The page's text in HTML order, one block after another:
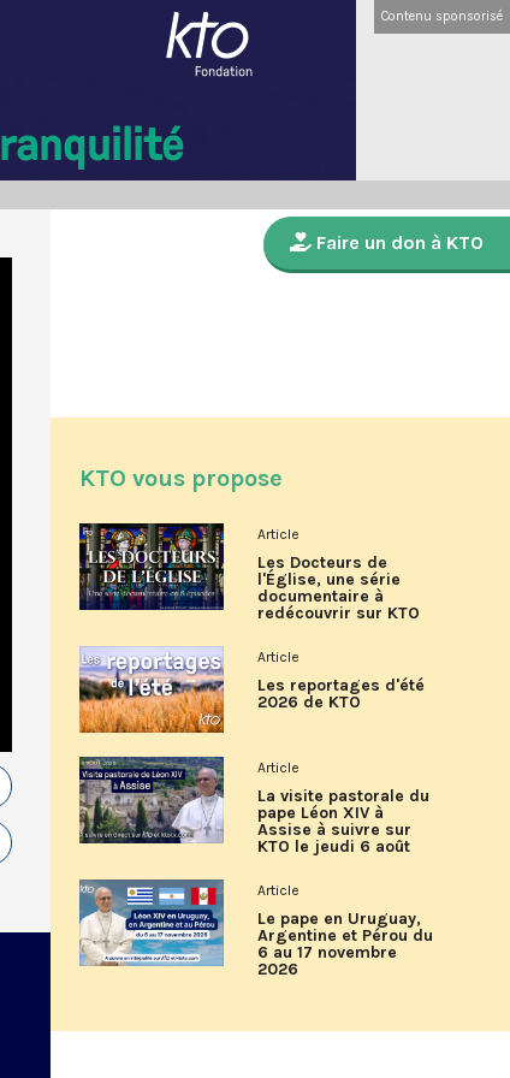
Contenu sponsorisé
Faire un don à KTO
KTO vous propose
Article
Les Docteurs de
l'Église, une série
documentaire à
redécouvrir sur KTO
Article
Les reportages d'été
2026 de KTO
Article
La visite pastorale du
pape Léon XIV à
Assise à suivre sur
KTO le jeudi 6 août
Article
Le pape en Uruguay,
Argentine et Pérou du
6 au 17 novembre
2026